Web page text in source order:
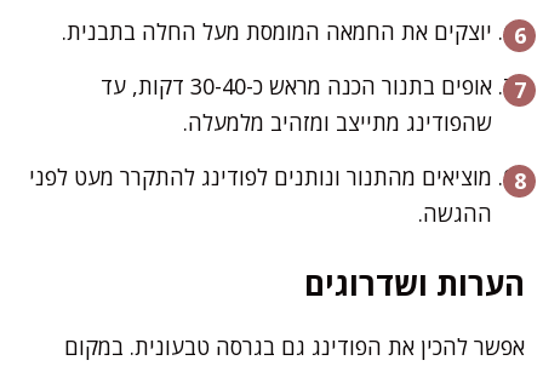
יוצקים את החמאה המומסת מעל החלה בתבנית.
אופים בתנור הכנה מראש כ-30-40 דקות, עד
שהפודינג מתייצב ומזהיב מלמעלה.
מוציאים מהתנור ונותנים לפודינג להתקרר מעט לפני
ההגשה.
הערות ושדרוגים
אפשר להכין את הפודינג גם בגרסה טבעונית. במקום